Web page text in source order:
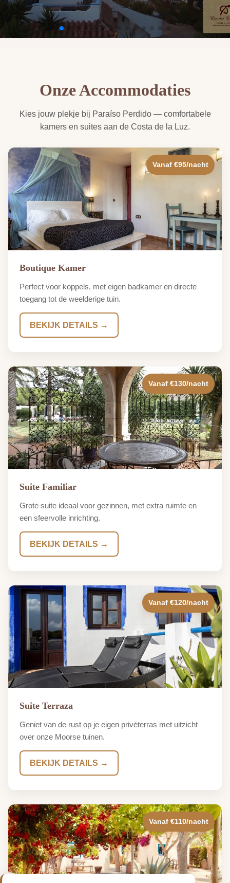
Onze Accommodaties
Kies jouw plekje bij Paraíso Perdido — comfortabele
kamers en suites aan de Costa de la Luz.
Vanaf €95/nacht
Boutique Kamer
Perfect voor koppels, met eigen badkamer en directe
toegang tot de weelderige tuin.
BEKIJK DETAILS →
Vanaf €130/nacht
Suite Familiar
Grote suite ideaal voor gezinnen, met extra ruimte en
een sfeervolle inrichting.
BEKIJK DETAILS →
Vanaf €120/nacht
Suite Terraza
Geniet van de rust op je eigen privéterras met uitzicht
over onze Moorse tuinen.
BEKIJK DETAILS →
Vanaf €110/nacht